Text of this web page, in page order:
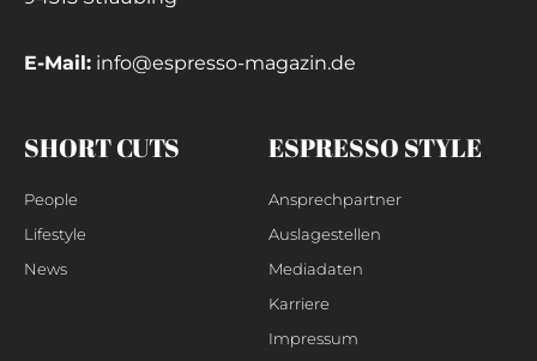
E-Mail: info@espresso-magazin.de
SHORT CUTS
People
Lifestyle
News
ESPRESSO STYLE
Ansprechpartner
Auslagestellen
Mediadaten
Karriere
Impressum